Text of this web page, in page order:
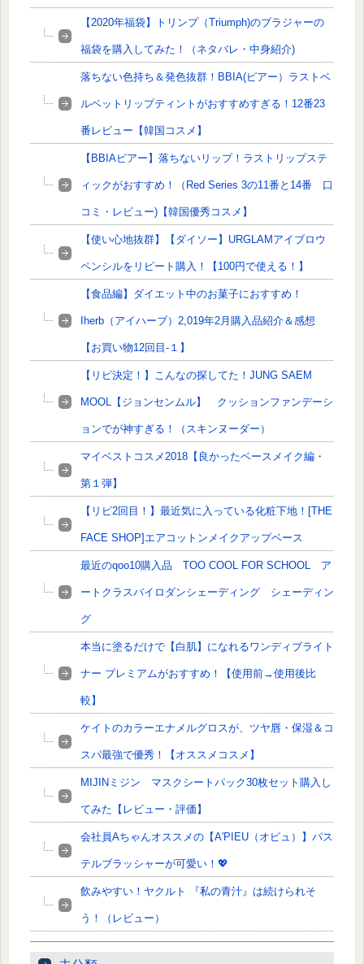
【2020年福袋】トリンプ（Triumph)のブラジャーの
福袋を購入してみた！（ネタバレ・中身紹介)
落ちない色持ち＆発色抜群！BBIA(ピアー）ラストベ
ルベットリップティントがおすすめすぎる！12番23
番レビュー【韓国コスメ】
【BBIAピアー】落ちないリップ！ラストリップステ
ィックがおすすめ！（Red Series 3の11番と14番 口
コミ・レビュー)【韓国優秀コスメ】
【使い心地抜群】【ダイソー】URGLAMアイブロウ
ペンシルをリピート購入！【100円で使える！】
【食品編】ダイエット中のお菓子におすすめ！
Iherb（アイハーブ）2,019年2月購入品紹介＆感想
【お買い物12回目-１】
【リピ決定！】こんなの探してた！JUNG SAEM
MOOL【ジョンセンムル】 クッションファンデーシ
ョンでが神すぎる！（スキンヌーダー）
マイベストコスメ2018【良かったベースメイク編・
第１弾】
【リピ2回目！】最近気に入っている化粧下地！[THE
FACE SHOP]エアコットンメイクアップベース
最近のqoo10購入品 TOO COOL FOR SCHOOL ア
ートクラスバイロダンシェーディング シェーディン
グ
本当に塗るだけで【白肌】になれるワンディブライト
ナー プレミアムがおすすめ！【使用前→使用後比
較】
ケイトのカラーエナメルグロスが、ツヤ唇・保湿＆コ
スパ最強で優秀！【オススメコスメ】
MIJINミジン マスクシートパック30枚セット購入し
てみた【レビュー・評価】
会社員Aちゃんオススメの【A'PIEU（オピュ）】パス
テルブラッシャーが可愛い！💖
飲みやすい！ヤクルト 『私の青汁』は続けられそ
う！（レビュー）